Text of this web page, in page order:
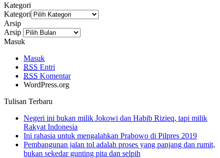
Kategori
Kategori
Arsip
Arsip
Masuk
Masuk
RSS Entri
RSS Komentar
WordPress.org
Tulisan Terbaru
Negeri ini bukan milik Jokowi dan Habib Rizieq, tapi milik
Rakyat Indonesia
Ini rahasia untuk mengalahkan Prabowo di Pilpres 2019
Pembangunan jalan tol adalah proses yang panjang dan rumit,
bukan sekedar gunting pita dan selpih